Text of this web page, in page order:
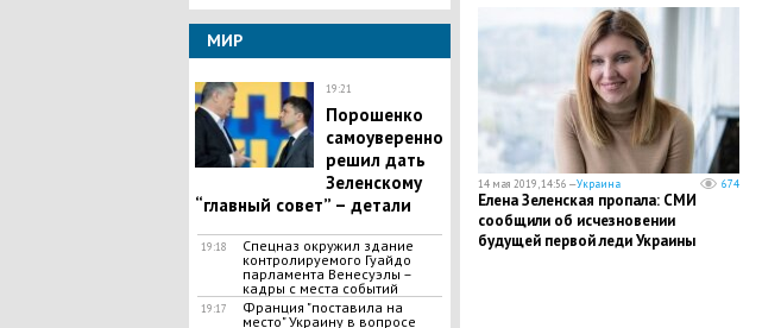
МИР
19:21
Порошенко
самоуверенно
решил дать
Зеленскому
“главный совет” – детали
19:18
Спецназ окружил здание
контролируемого Гуайдо
парламента Венесуэлы –
кадры с места событий
19:17
​Франция "поставила на
место" Украину в вопросе
14 мая 2019, 14:56 —Украина 674
Елена Зеленская пропала: СМИ
сообщили об исчезновении
будущей первой леди Украины